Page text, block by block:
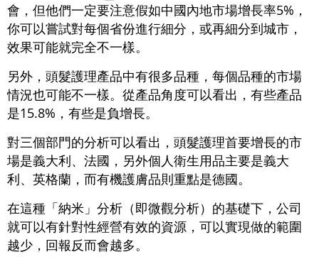
會，但他們一定要注意假如中國內地市場增長率5%，
你可以嘗試對每個省份進行細分，或再細分到城市，
效果可能就完全不一樣。
另外，頭髮護理產品中有很多品種，每個品種的市場
情況也可能不一樣。從產品角度可以看出，有些產品
是15.8%，有些是負增長。
對三個部門的分析可以看出，頭髮護理首要增長的市
場是義大利、法國，另外個人衛生用品主要是義大
利、英格蘭，而有機護膚品則重點是德國。
在這種「納米」分析（即微觀分析）的基礎下，公司
就可以有針對性經營有效的資源，可以實現做的範圍
越少，回報反而會越多。